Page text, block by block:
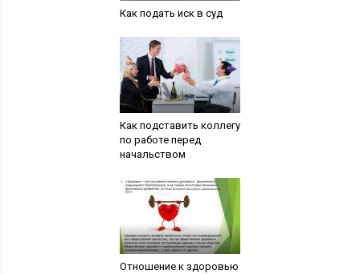
Как подать иск в суд
Как подставить коллегу
по работе перед
начальством
Отношение к здоровью